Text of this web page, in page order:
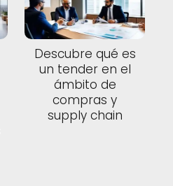
Descubre qué es
un tender en el
ámbito de
compras y
supply chain